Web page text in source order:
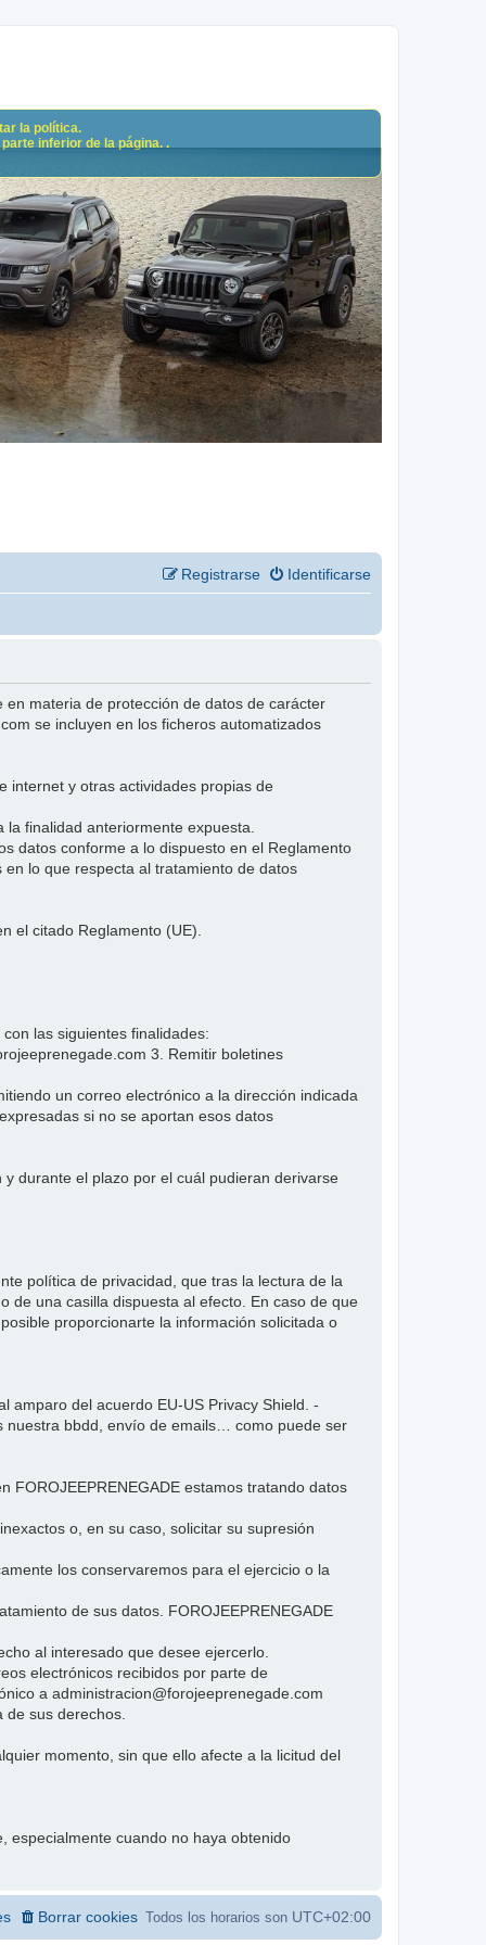
Identificarse
Registrarse
en materia de protección de datos de carácter
se incluyen en los ficheros automatizados
internet y otras actividades propias de
finalidad anteriormente expuesta.
datos conforme a lo dispuesto en el Reglamento
lo que respecta al tratamiento de datos
el citado Reglamento (UE).
las siguientes finalidades:
3. Remitir boletines
un correo electrónico a la dirección indicada
si no se aportan esos datos
durante el plazo por el cuál pudieran derivarse
política de privacidad, que tras la lectura de la
de una casilla dispuesta al efecto. En caso de que
proporcionarte la información solicitada o
amparo del acuerdo EU-US Privacy Shield. -
nuestra bbdd, envío de emails… como puede ser
FOROJEEPRENEGADE estamos tratando datos
o, en su caso, solicitar su supresión
los conservaremos para el ejercicio o la
de sus datos. FOROJEEPRENEGADE
al interesado que desee ejercerlo.
electrónicos recibidos por parte de
a administracion@forojeeprenegade.com
sus derechos.
momento, sin que ello afecte a la licitud del
especialmente cuando no haya obtenido
la política.
inferior de la página. .
Todos los horarios son UTC+02:00
Borrar cookies